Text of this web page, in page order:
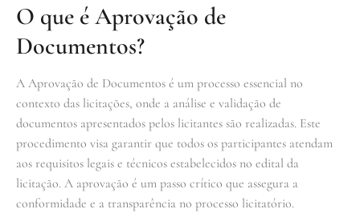
O que é Aprovação de
Documentos?
A Aprovação de Documentos é um processo essencial no
contexto das licitações, onde a análise e validação de
documentos apresentados pelos licitantes são realizadas. Este
procedimento visa garantir que todos os participantes atendam
aos requisitos legais e técnicos estabelecidos no edital da
licitação. A aprovação é um passo crítico que assegura a
conformidade e a transparência no processo licitatório.